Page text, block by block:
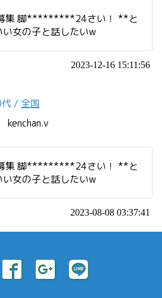
集 脚*********24さい！ **と
女の子と話したいw
2023-12-16 15:11:56
/ 全国
kenchan.v
集 脚*********24さい！ **と
女の子と話したいw
2023-08-08 03:37:41